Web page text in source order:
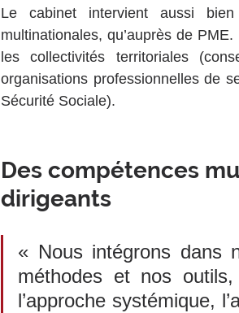
Le cabinet intervient aussi
multinationales, qu’auprès de
les collectivités territoriales
organisations professionnelles de
Sécurité Sociale).
Des compétences
dirigeants
« Nous intégrons dans
méthodes et nos
l’approche systémique,